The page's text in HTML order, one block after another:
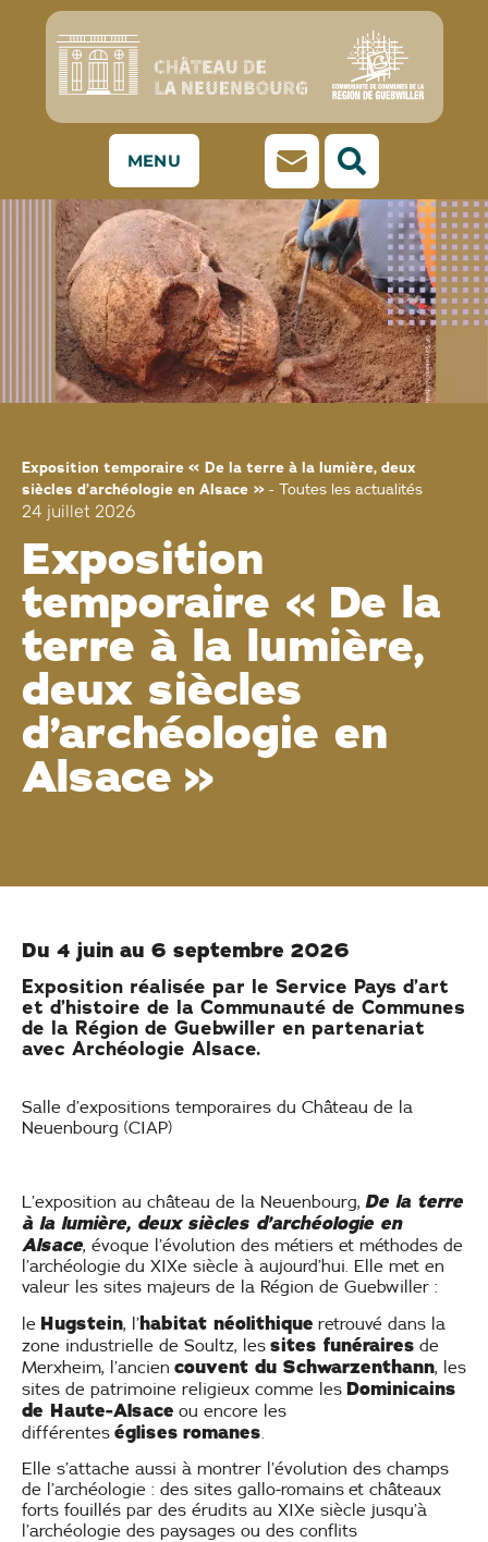
MENU
Exposition temporaire « De la terre à la lumière, deux
siècles d’archéologie en Alsace » - Toutes les actualités
24 juillet 2026
Exposition
temporaire « De la
terre à la lumière,
deux siècles
d’archéologie en
Alsace »
Du 4 juin au 6 septembre 2026
Exposition réalisée par le Service Pays d’art
et d’histoire de la Communauté de Communes
de la Région de Guebwiller en partenariat
avec Archéologie Alsace.
Salle d’expositions temporaires du Château de la
Neuenbourg (CIAP)
L’exposition au château de la Neuenbourg, De la terre
à la lumière, deux siècles d’archéologie en
Alsace, évoque l’évolution des métiers et méthodes de
l’archéologie du XIXe siècle à aujourd’hui. Elle met en
valeur les sites majeurs de la Région de Guebwiller :
le Hugstein, l’habitat néolithique retrouvé dans la
zone industrielle de Soultz, les sites funéraires de
Merxheim, l’ancien couvent du Schwarzenthann, les
sites de patrimoine religieux comme les Dominicains
de Haute-Alsace ou encore les
différentes églises romanes
Elle s’attache aussi à montrer l’évolution des champs
de l’archéologie : des sites gallo-romains et châteaux
forts fouillés par des érudits au XIXe siècle jusqu’à
l’archéologie des paysages ou des conflits